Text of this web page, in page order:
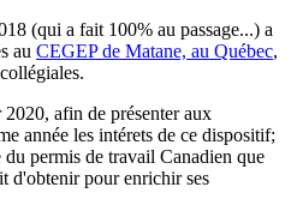
(qui a fait 100% au passage...) a
au CEGEP de Matane, au Québec,
afin de présenter aux
année les intérets de ce dispositif;
permis de travail Canadien que
d'obtenir pour enrichir ses